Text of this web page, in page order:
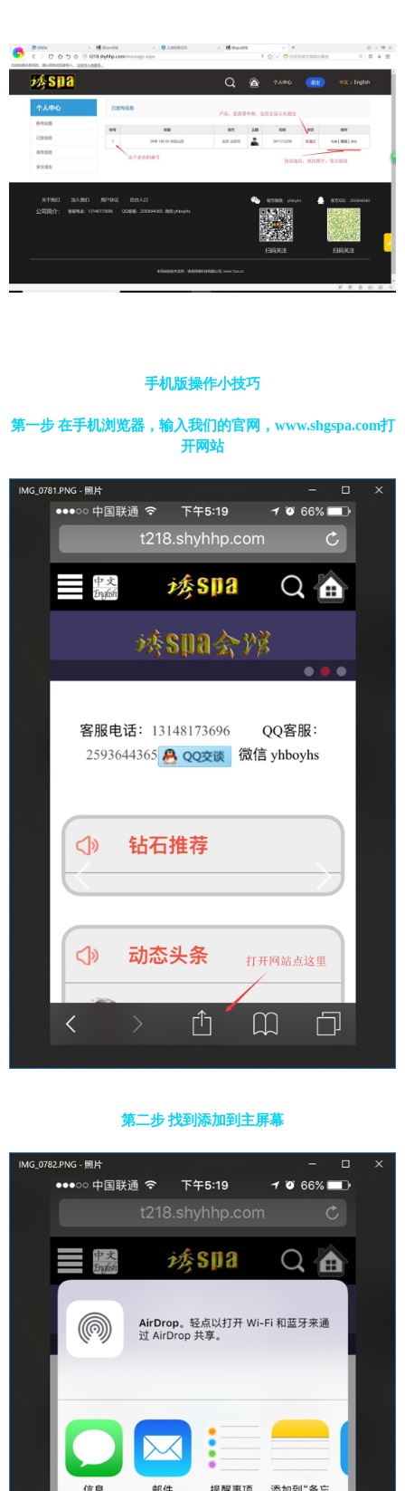
手机版操作小技巧
第一步 在手机浏览器，输入我们的官网，www.shgspa.com打
开网站
第二步 找到添加到主屏幕